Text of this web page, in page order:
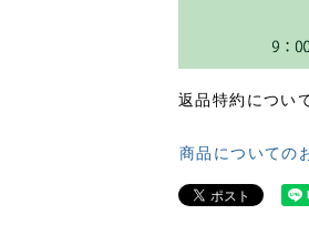
返品特約につい
商品についての